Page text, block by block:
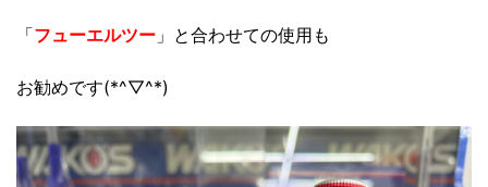
「フューエルツー 」と合わせての使用も
お勧めです(*^▽^*)